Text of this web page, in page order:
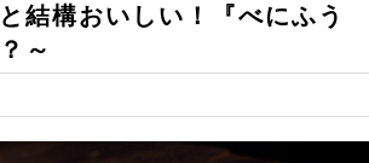
結構おいしい！『べにふう
～